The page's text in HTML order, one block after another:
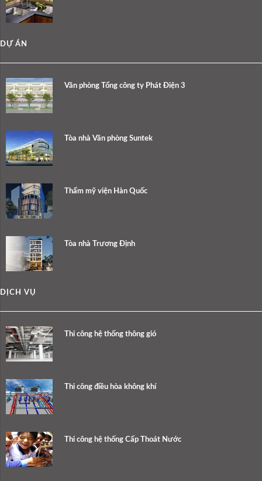
DỰ ÁN
Văn phòng Tổng công ty Phát Điện 3
Tòa nhà Văn phòng Suntek
Thẩm mỹ viện Hàn Quốc
Tòa nhà Trương Định
DỊCH VỤ
Thi công hệ thống thông gió
Thi công điều hòa không khí
Thi công hệ thống Cấp Thoát Nước